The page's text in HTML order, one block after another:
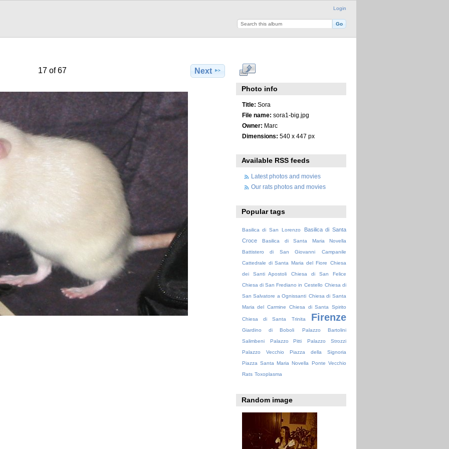
Login
17 of 67 Next
Photo info
Title: Sora
File name: sora1-big.jpg
Owner: Marc
Dimensions: 540 x 447 px
Available RSS feeds
Latest photos and movies
Our rats photos and movies
Popular tags
Basilica di San Lorenzo
Basilica di Santa
Croce
Basilica di Santa Maria Novella
Battistero di San Giovanni
Campanile
Cattedrale di Santa Maria del Fiore
Chiesa
dei Santi Apostoli
Chiesa di San Felice
Chiesa di San Frediano in Cestello Chiesa di
San Salvatore a Ognissanti Chiesa di Santa
Maria del Carmine
Chiesa di Santa Spirito
Chiesa di Santa Trinita Firenze
Giardino di Boboli
Palazzo Bartolini
Salimbeni
Palazzo Pitti
Palazzo Strozzi
Palazzo Vecchio
Piazza della Signoria
Piazza Santa Maria Novella
Ponte Vecchio
Rats Toxoplasma
Random image